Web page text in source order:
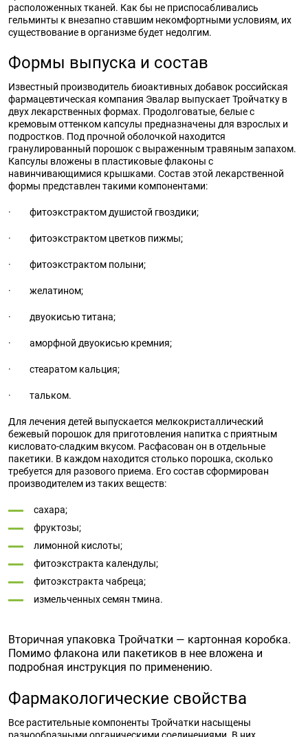
расположенных тканей. Как бы не приспосабливались
гельминты к внезапно ставшим некомфортными условиям, их
существование в организме будет недолгим.
Формы выпуска и состав
Известный производитель биоактивных добавок российская
фармацевтическая компания Эвалар выпускает Тройчатку в
двух лекарственных формах. Продолговатые, белые с
кремовым оттенком капсулы предназначены для взрослых и
подростков. Под прочной оболочкой находится
гранулированный порошок с выраженным травяным запахом.
Капсулы вложены в пластиковые флаконы с
навинчивающимися крышками. Состав этой лекарственной
формы представлен такими компонентами:
· фитоэкстрактом душистой гвоздики;
· фитоэкстрактом цветков пижмы;
· фитоэкстрактом полыни;
· желатином;
· двуокисью титана;
· аморфной двуокисью кремния;
· стеаратом кальция;
· тальком.
Для лечения детей выпускается мелкокристаллический
бежевый порошок для приготовления напитка с приятным
кисловато-сладким вкусом. Расфасован он в отдельные
пакетики. В каждом находится столько порошка, сколько
требуется для разового приема. Его состав сформирован
производителем из таких веществ:
сахара;
фруктозы;
лимонной кислоты;
фитоэкстракта календулы;
фитоэкстракта чабреца;
измельченных семян тмина.
Вторичная упаковка Тройчатки — картонная коробка.
Помимо флакона или пакетиков в нее вложена и
подробная инструкция по применению.
Фармакологические свойства
Все растительные компоненты Тройчатки насыщены